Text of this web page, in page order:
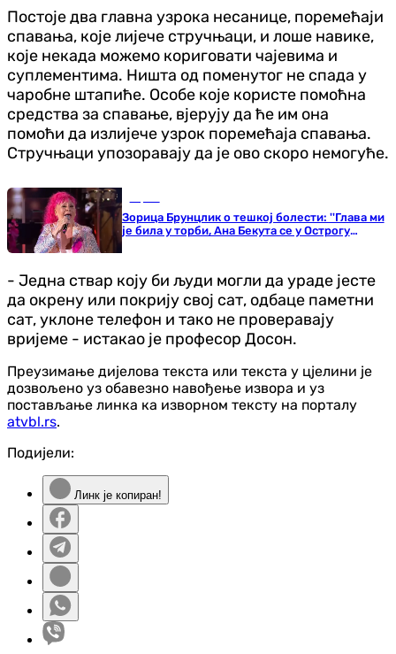
Постоје два главна узрока несанице, поремећаји
спавања, које лијече стручњаци, и лоше навике,
које некада можемо кориговати чајевима и
суплементима. Ништа од поменутог не спада у
чаробне штапиће. Особе које користе помоћна
средства за спавање, вјерују да ће им она
помоћи да излијече узрок поремећаја спавања.
Стручњаци упозоравају да је ово скоро немогуће.
Зорица Брунцлик о тешкој болести: ''Глава ми
је била у торби, Ана Бекута се у Острогу
молила за мене''
- Једна ствар коју би људи могли да ураде јесте
да окрену или покрију свој сат, одбаце паметни
сат, уклоне телефон и тако не проверавају
вријеме - истакао је професор Досон.
Преузимање дијелова текста или текста у цјелини је
дозвољено уз обавезно навођење извора и уз
постављање линка ка изворном тексту на порталу
atvbl.rs.
Подијели:
Линк је копиран!